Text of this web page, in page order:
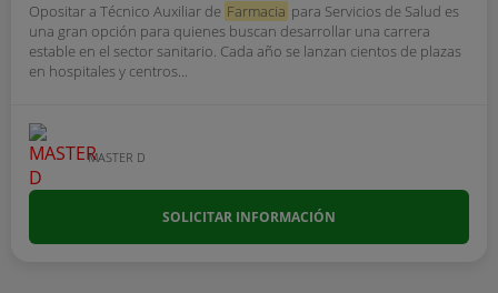
Opositar a Técnico Auxiliar de Farmacia para Servicios de Salud es
una gran opción para quienes buscan desarrollar una carrera
estable en el sector sanitario. Cada año se lanzan cientos de plazas
en hospitales y centros...
MASTER D
SOLICITAR INFORMACIÓN